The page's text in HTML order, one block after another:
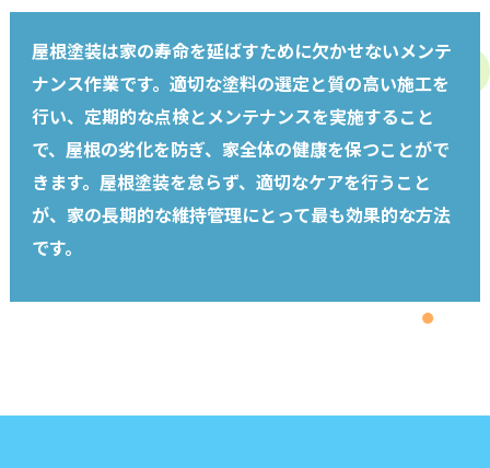
屋根塗装は家の寿命を延ばすために欠かせないメンテ
ナンス作業です。適切な塗料の選定と質の高い施工を
行い、定期的な点検とメンテナンスを実施すること
で、屋根の劣化を防ぎ、家全体の健康を保つことがで
きます。屋根塗装を怠らず、適切なケアを行うこと
が、家の長期的な維持管理にとって最も効果的な方法
です。